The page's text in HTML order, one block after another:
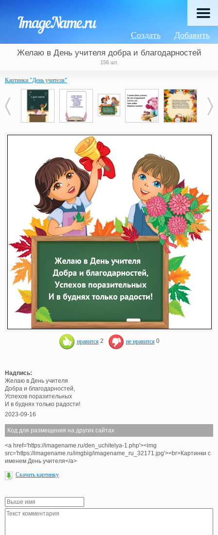
Добавить
Создать
Желаю в День учителя добра и благодарностей
156 шт.
Картинки "День учителя"
нравится 2 не нравится 0
Надпись:
Желаю в День учителя
Добра и благодарностей,
Успехов поразительных
И в буднях только радости!
2023-09-16
Код для размещения на других сайтах
<a href='https://imagename.ru/den_uchitelya-1.php'><img
src='https://imagename.ru/imgbig/imagename_ru_32171.jpg'><br>Картинки с
именем День учителя</a>
Скачать картинку